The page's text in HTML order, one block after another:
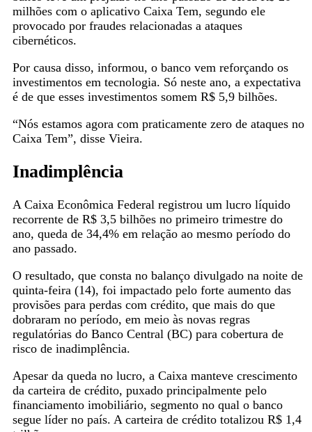
milhões com o aplicativo Caixa Tem, segundo ele
provocado por fraudes relacionadas a ataques
cibernéticos.
Por causa disso, informou, o banco vem reforçando os
investimentos em tecnologia. Só neste ano, a expectativa
é de que esses investimentos somem R$ 5,9 bilhões.
“Nós estamos agora com praticamente zero de ataques no
Caixa Tem”, disse Vieira.
Inadimplência
A Caixa Econômica Federal registrou um lucro líquido
recorrente de R$ 3,5 bilhões no primeiro trimestre do
ano, queda de 34,4% em relação ao mesmo período do
ano passado.
O resultado, que consta no balanço divulgado na noite de
quinta-feira (14), foi impactado pelo forte aumento das
provisões para perdas com crédito, que mais do que
dobraram no período, em meio às novas regras
regulatórias do Banco Central (BC) para cobertura de
risco de inadimplência.
Apesar da queda no lucro, a Caixa manteve crescimento
da carteira de crédito, puxado principalmente pelo
financiamento imobiliário, segmento no qual o banco
segue líder no país. A carteira de crédito totalizou R$ 1,4